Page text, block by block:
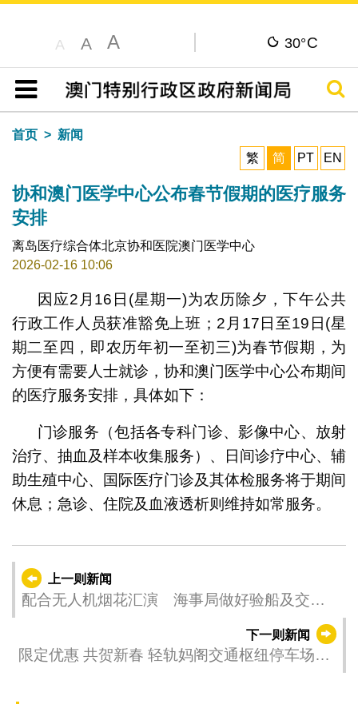
A A A 30°C
目录
搜寻
首页
新闻
繁
简 PT EN
协和澳门医学中心公布春节假期的医疗服务
安排
离岛医疗综合体北京协和医院澳门医学中心
2026-02-16 10:06
因应2月16日(星期一)为农历除夕，下午公共
行政工作人员获准豁免上班；2月17日至19日(星
期二至四，即农历年初一至初三)为春节假期，为
方便有需要人士就诊，协和澳门医学中心公布期间
的医疗服务安排，具体如下：
门诊服务（包括各专科门诊、影像中心、放射
治疗、抽血及样本收集服务）、日间诊疗中心、辅
助生殖中心、国际医疗门诊及其体检服务将于期间
休息；急诊、住院及血液透析则维持如常服务。
上一则新闻
配合无人机烟花汇演 海事局做好验船及交通
下一则新闻
限定优惠 共贺新春 轻轨妈阁交通枢纽停车场2